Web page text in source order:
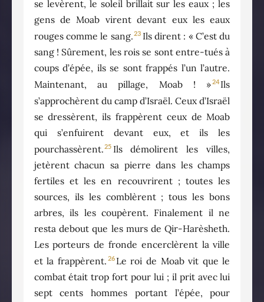
se levèrent, le soleil brillait sur les eaux ; les
gens de Moab virent devant eux les eaux
rouges comme le sang.23 Ils dirent : « C’est du
sang ! Sûrement, les rois se sont entre-tués à
coups d’épée, ils se sont frappés l’un l’autre.
Maintenant, au pillage, Moab ! »24 Ils
s’approchèrent du camp d’Israël. Ceux d’Israël
se dressèrent, ils frappèrent ceux de Moab
qui s’enfuirent devant eux, et ils les
pourchassèrent.25 Ils démolirent les villes,
jetèrent chacun sa pierre dans les champs
fertiles et les en recouvrirent ; toutes les
sources, ils les comblèrent ; tous les bons
arbres, ils les coupèrent. Finalement il ne
resta debout que les murs de Qir-Harèsheth.
Les porteurs de fronde encerclèrent la ville
et la frappèrent. 26 Le roi de Moab vit que le
combat était trop fort pour lui ; il prit avec lui
sept cents hommes portant l’épée, pour